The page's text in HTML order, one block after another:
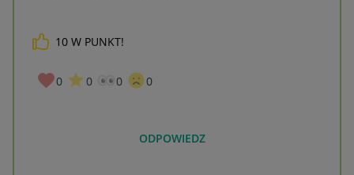
10 W PUNKT!
0 0 0 0
ODPOWIEDZ